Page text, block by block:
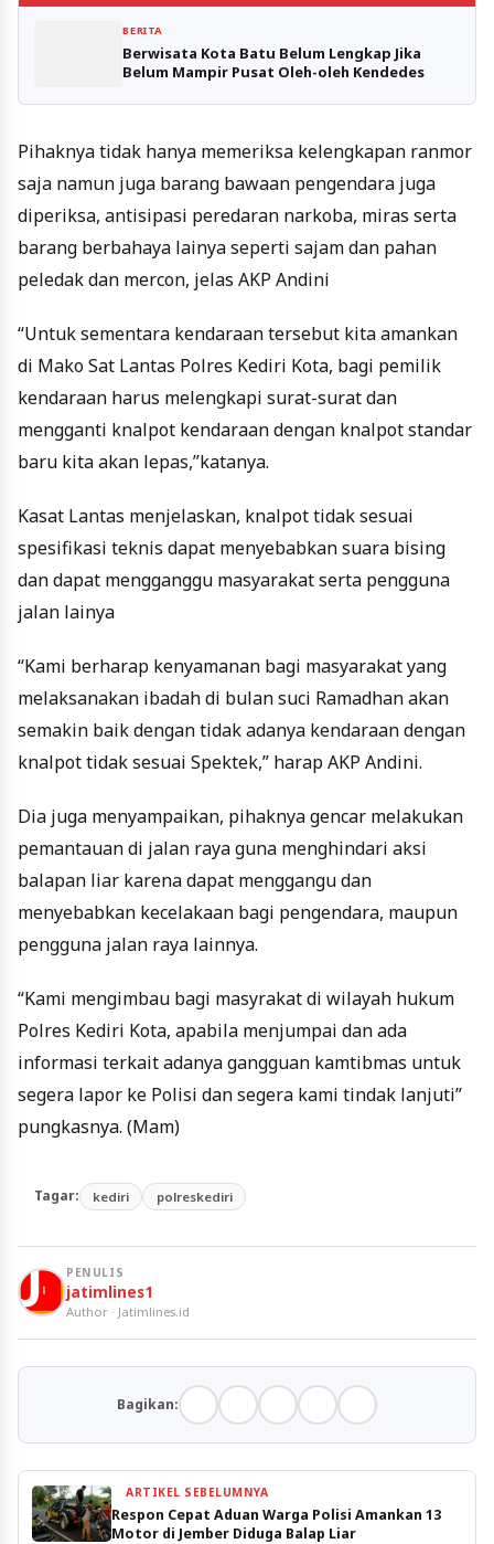
BERITA
Berwisata Kota Batu Belum Lengkap Jika
Belum Mampir Pusat Oleh-oleh Kendedes
Pihaknya tidak hanya memeriksa kelengkapan ranmor
saja namun juga barang bawaan pengendara juga
diperiksa, antisipasi peredaran narkoba, miras serta
barang berbahaya lainya seperti sajam dan pahan
peledak dan mercon, jelas AKP Andini
“Untuk sementara kendaraan tersebut kita amankan
di Mako Sat Lantas Polres Kediri Kota, bagi pemilik
kendaraan harus melengkapi surat-surat dan
mengganti knalpot kendaraan dengan knalpot standar
baru kita akan lepas,”katanya.
Kasat Lantas menjelaskan, knalpot tidak sesuai
spesifikasi teknis dapat menyebabkan suara bising
dan dapat mengganggu masyarakat serta pengguna
jalan lainya
“Kami berharap kenyamanan bagi masyarakat yang
melaksanakan ibadah di bulan suci Ramadhan akan
semakin baik dengan tidak adanya kendaraan dengan
knalpot tidak sesuai Spektek,” harap AKP Andini.
Dia juga menyampaikan, pihaknya gencar melakukan
pemantauan di jalan raya guna menghindari aksi
balapan liar karena dapat menggangu dan
menyebabkan kecelakaan bagi pengendara, maupun
pengguna jalan raya lainnya.
“Kami mengimbau bagi masyrakat di wilayah hukum
Polres Kediri Kota, apabila menjumpai dan ada
informasi terkait adanya gangguan kamtibmas untuk
segera lapor ke Polisi dan segera kami tindak lanjuti”
pungkasnya. (Mam)
Tagar: kediri polreskediri
PENULIS
jatimlines1
Author · Jatimlines.id
Bagikan:
ARTIKEL SEBELUMNYA
Respon Cepat Aduan Warga Polisi Amankan 13
Motor di Jember Diduga Balap Liar